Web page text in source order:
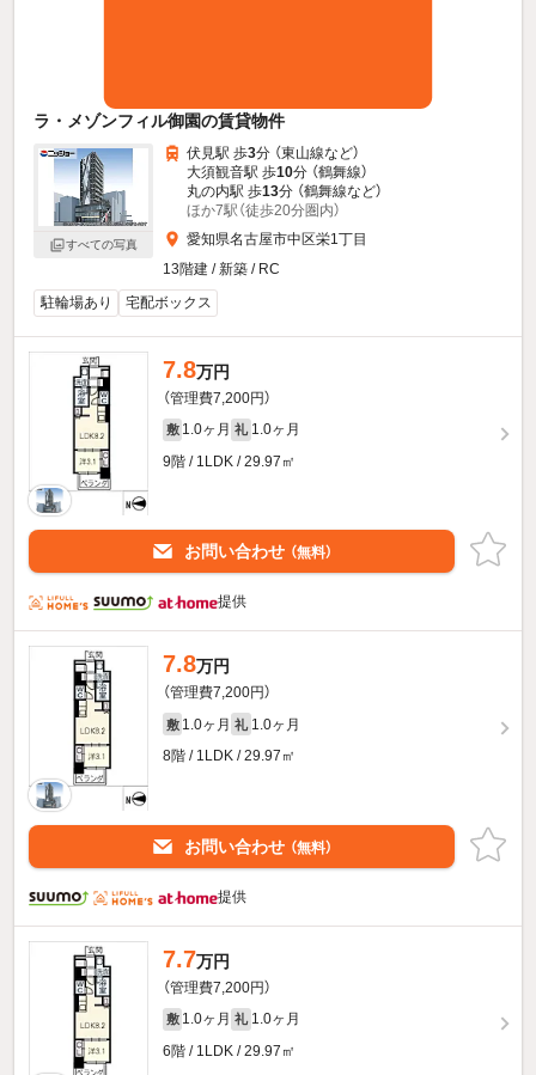
ラ・メゾンフィル御園の賃貸物件
すべての写真
伏見駅 歩3分 （東山線など）
大須観音駅 歩10分 （鶴舞線）
丸の内駅 歩13分 （鶴舞線など）
ほか7駅（徒歩20分圏内）
愛知県名古屋市中区栄1丁目
13階建 / 新築 / RC
駐輪場あり
宅配ボックス
7.8万円
（管理費7,200円）
敷 1.0ヶ月 礼 1.0ヶ月
9階 / 1LDK / 29.97㎡
お問い合わせ （無料）
提供
7.8万円
（管理費7,200円）
敷 1.0ヶ月 礼 1.0ヶ月
8階 / 1LDK / 29.97㎡
お問い合わせ （無料）
提供
7.7万円
（管理費7,200円）
敷 1.0ヶ月 礼 1.0ヶ月
6階 / 1LDK / 29.97㎡